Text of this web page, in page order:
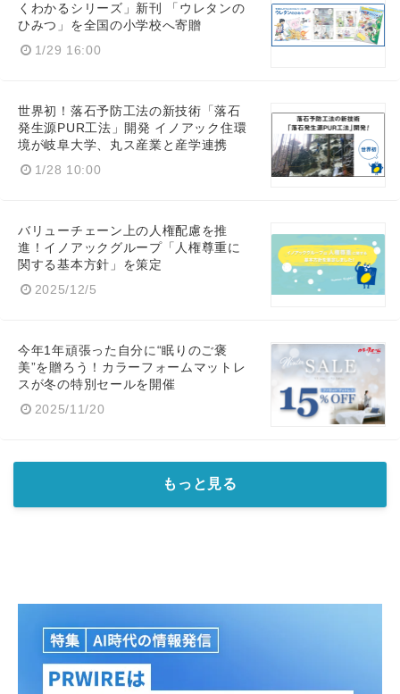
くわかるシリーズ」新刊 「ウレタンの
ひみつ」を全国の小学校へ寄贈
1/29 16:00
世界初！落石予防工法の新技術「落石
発生源PUR工法」開発 イノアック住環
境が岐阜大学、丸ス産業と産学連携
1/28 10:00
バリューチェーン上の人権配慮を推
進！イノアックグループ「人権尊重に
関する基本方針」を策定
2025/12/5
今年1年頑張った自分に“眠りのご褒
美”を贈ろう！カラーフォームマットレ
スが冬の特別セールを開催
2025/11/20
もっと見る